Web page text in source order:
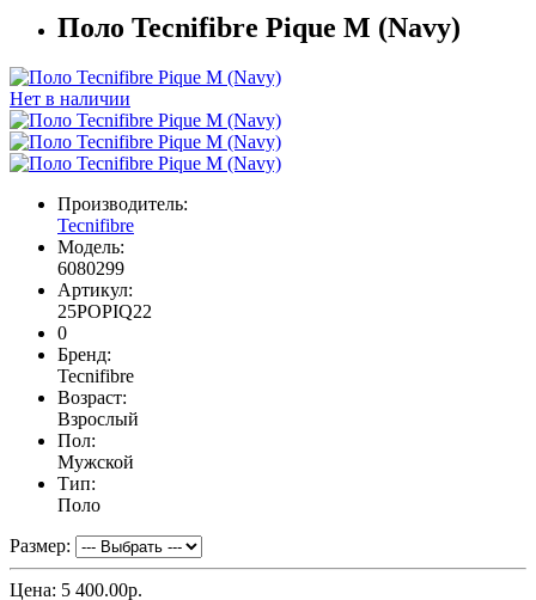
Поло Tecnifibre Pique M (Navy)
Нет в наличии
Производитель:
Tecnifibre
Модель:
6080299
Артикул:
25POPIQ22
0
Бренд:
Tecnifibre
Возраст:
Взрослый
Пол:
Мужской
Тип:
Поло
Размер:
Цена: 5 400.00р.